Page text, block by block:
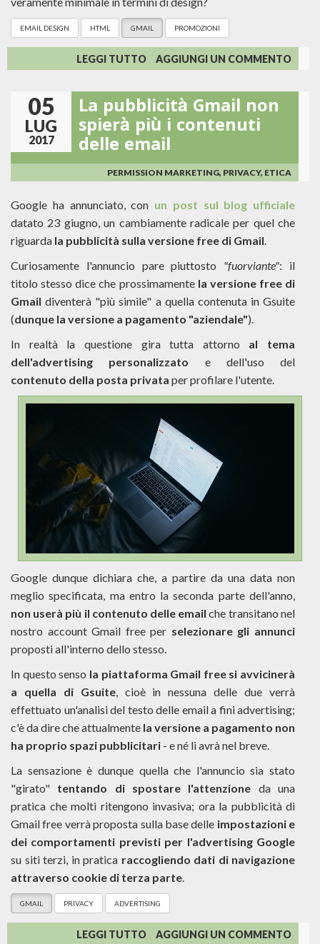
EMAIL DESIGN HTML GMAIL PROMOZIONI
LEGGI TUTTO SU
EMAIL
COLPISCONO
NEL
SEGNO:
HTML
TESTO
AGGIUNGI UN COMMENTO
05
LUG
2017
La pubblicità Gmail non
spierà più i contenuti
delle email
PERMISSION MARKETING, PRIVACY, ETICA
Google ha annunciato, con un post sul blog ufficiale
datato 23 giugno, un cambiamente radicale per quel che
riguarda la pubblicità sulla versione free di Gmail.
Curiosamente l'annuncio pare piuttosto "fuorviante": il
titolo stesso dice che prossimamentela versione free di
Gmail diventerà "più simile" a quella contenuta in Gsuite
(dunque la versione a pagamento "aziendale").
In realtà la questione gira tutta attorno al tema
dell'advertising personalizzato e dell'uso del
contenuto della posta privata per profilare l'utente.
Google dunque dichiara che, a partire da una data non
meglio specificata, ma entro la seconda parte dell'anno,
non userà più il contenuto delle email che transitano nel
nostro account Gmail free per selezionare gli annunci
proposti all'interno dello stesso.
In questo senso la piattaforma Gmail free si avvicinerà
a quella di Gsuite, cioè in nessuna delle due verrà
effettuato un'analisi del testo delle email a fini advertising;
c'è da dire che attualmente la versione a pagamento non
ha proprio spazi pubblicitari - e né li avrà nel breve.
La sensazione è dunque quella che l'annuncio sia stato
"girato" tentando di spostare l'attenzione da una
pratica che molti ritengono invasiva; ora la pubblicità di
Gmail free verrà proposta sulla base delle impostazioni e
dei comportamenti previsti per l'advertising Google
su siti terzi, in pratica raccogliendo dati di navigazione
attraverso cookie di terza parte
GMAIL PRIVACY ADVERTISING
LEGGI TUTTO SUAGGIUNGI UN COMMENTO